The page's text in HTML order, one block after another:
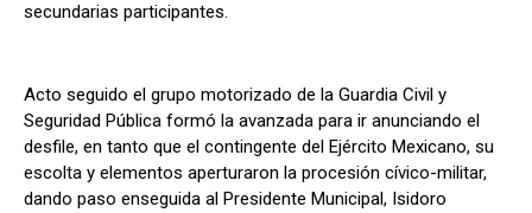
secundarias participantes.
Acto seguido el grupo motorizado de la Guardia Civil y
Seguridad Pública formó la avanzada para ir anunciando el
desfile, en tanto que el contingente del Ejército Mexicano, su
escolta y elementos aperturaron la procesión cívico-militar,
dando paso enseguida al Presidente Municipal, Isidoro